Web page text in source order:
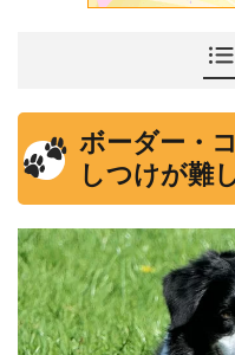
ボーダー・
しつけが難